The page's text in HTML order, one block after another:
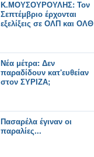
Κ.ΜΟΥΣΟΥΡΟΥΛΗΣ: Τον
Σεπτέμβριο έρχονται
εξελίξεις σε ΟΛΠ και ΟΛΘ
Νέα μέτρα: Δεν
παραδίδουν κατ'ευθείαν
στον ΣΥΡΙΖΑ;
Πασαρέλα έγιναν οι
παραλίες...